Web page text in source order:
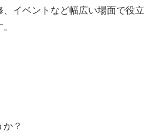
イベントなど幅広い場面で役立
？